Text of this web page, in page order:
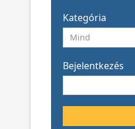
Kategória
Bejelentkezés